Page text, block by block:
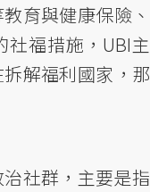
育與健康保險、
福措施，UBI主
解福利國家，那
社群，主要是指